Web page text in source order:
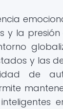
y la presión
y las
de